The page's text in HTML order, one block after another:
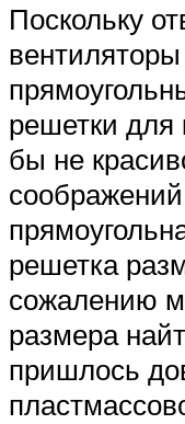
Поскольку
решетки для
бы не
решетка
сожалению
размера
пришлось